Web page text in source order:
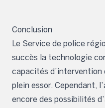
Conclusion
Le Service de police
succès la technologie
capacités d’intervention
plein essor. Cependant,
encore des possibilités